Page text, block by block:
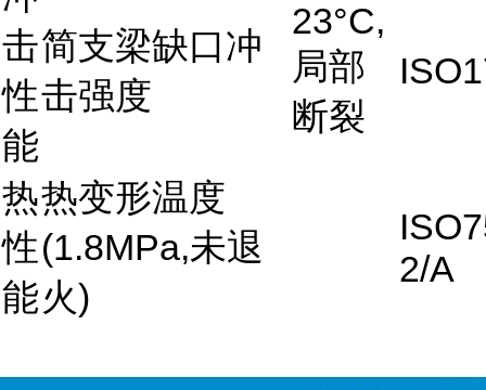
击
性
能
简支梁缺口冲
击强度
23°C,
局部
断裂
热
性
能
热变形温度
(1.8MPa,未退
火)
2/A